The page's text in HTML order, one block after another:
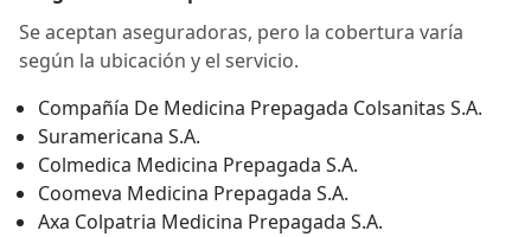
Se aceptan aseguradoras, pero la cobertura varía
según la ubicación y el servicio.
Compañía De Medicina Prepagada Colsanitas S.A.
Suramericana S.A.
Colmedica Medicina Prepagada S.A.
Coomeva Medicina Prepagada S.A.
Axa Colpatria Medicina Prepagada S.A.